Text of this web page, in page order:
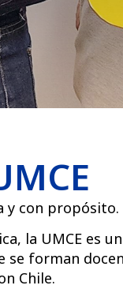
y con propósito.
la UMCE es
se forman
Chile.